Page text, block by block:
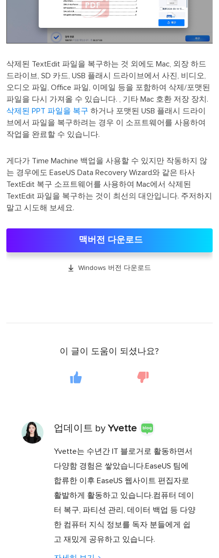
삭제된 TextEdit 파일을 복구하는 것 외에도 Mac, 외장 하드
드라이브, SD 카드, USB 플래시 드라이브에서 사진, 비디오,
오디오 파일, Office 파일, 이메일 등을 포함하여 삭제/포맷된
파일을 다시 가져올 수 있습니다. , 기타 Mac 호환 저장 장치.
삭제된 PPT 파일을 복구 하거나 포맷된 USB 플래시 드라이
브에서 파일을 복구하려는 경우 이 소프트웨어를 사용하여
작업을 완료할 수 있습니다.
게다가 Time Machine 백업을 사용할 수 있지만 작동하지 않
는 경우에도 EaseUS Data Recovery Wizard와 같은 타사
TextEdit 복구 소프트웨어를 사용하여 Mac에서 삭제된
TextEdit 파일을 복구하는 것이 최선의 대안입니다. 주저하지
말고 시도해 보세요.
맥버전 다운로드
 Windows 버전 다운로드
이 글이 도움이 되셨나요?
업데이트 byYvette
Yvette는 수년간 IT 블로거로 활동하면서
다양함 경험은 쌓았습니다.EaseUS 팀에
합류한 이후 EaseUS 웹사이트 편집자로
활발하게 활동하고 있습니다.컴퓨터 데이
터 복구, 파티션 관리, 데이터 백업 등 다양
한 컴퓨터 지식 정보를 독자 분들에게 쉽
고 재밌게 공유하고 있습니다.